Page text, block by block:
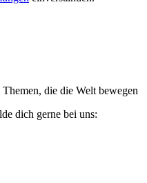
die die Welt bewegen
dich gerne bei uns: